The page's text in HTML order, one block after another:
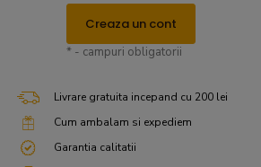
Creaza un cont
* - campuri obligatorii
Livrare gratuita incepand cu 200 lei
Cum ambalam si expediem
Garantia calitatii